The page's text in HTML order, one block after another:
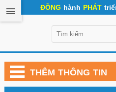
ĐỒNG hành PHÁT
THÊM THÔNG TIN